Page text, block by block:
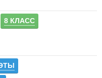
8 КЛАСС